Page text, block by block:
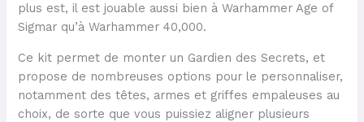
plus est, il est jouable aussi bien à Warhammer Age of
Sigmar qu’à Warhammer 40,000.
Ce kit permet de monter un Gardien des Secrets, et
propose de nombreuses options pour le personnaliser,
notamment des têtes, armes et griffes empaleuses au
choix, de sorte que vous puissiez aligner plusieurs